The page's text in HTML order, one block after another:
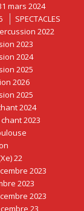
mars 2024
SPECTACLES
2022
2023
2024
2025
2026
2025
2024
2023
22
2023
2023
2023
23